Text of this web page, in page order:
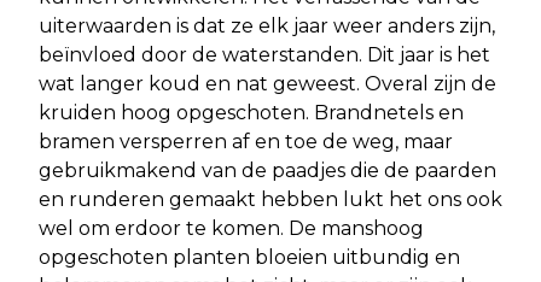
uiterwaarden is dat ze elk jaar weer anders zijn,
beïnvloed door de waterstanden. Dit jaar is het
wat langer koud en nat geweest. Overal zijn de
kruiden hoog opgeschoten. Brandnetels en
bramen versperren af en toe de weg, maar
gebruikmakend van de paadjes die de paarden
en runderen gemaakt hebben lukt het ons ook
wel om erdoor te komen. De manshoog
opgeschoten planten bloeien uitbundig en